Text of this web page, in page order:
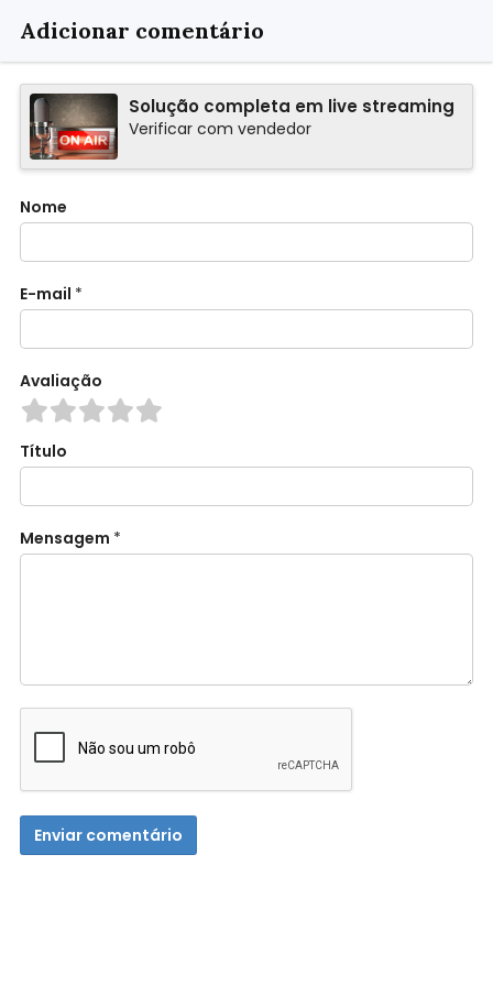
Adicionar comentário
Solução completa em live streaming
Verificar com vendedor
Nome
E-mail *
Avaliação
Título
Mensagem *
Enviar comentário